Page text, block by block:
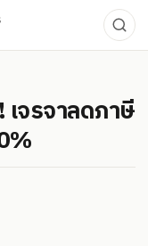
จรจาลดภาษี